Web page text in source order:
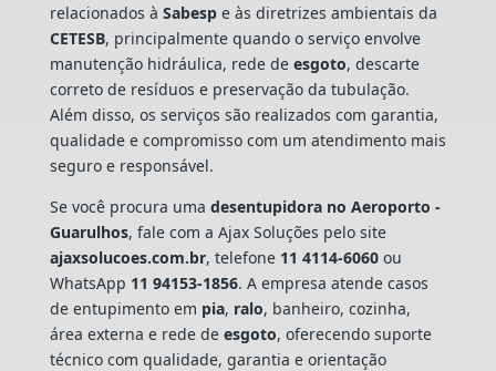
relacionados à Sabespe às diretrizes ambientais da
CETESB, principalmente quando o serviço envolve
manutenção hidráulica, rede de esgoto, descarte
correto de resíduos e preservação da tubulação.
Além disso, os serviços são realizados com garantia,
qualidade e compromisso com um atendimento mais
seguro e responsável.
Se você procura uma desentupidora no Aeroporto -
Guarulhos, fale com a Ajax Soluções pelo site
ajaxsolucoes.com.br, telefone 11 4114-6060ou
WhatsApp 11 94153-1856. A empresa atende casos
de entupimento em pia, ralo, banheiro, cozinha,
área externa e rede de esgoto, oferecendo suporte
técnico com qualidade, garantia e orientação